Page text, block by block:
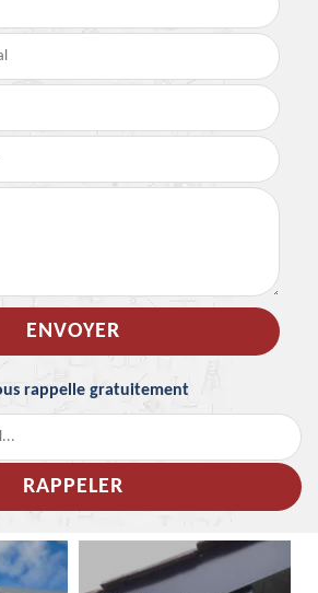
rappelle gratuitement